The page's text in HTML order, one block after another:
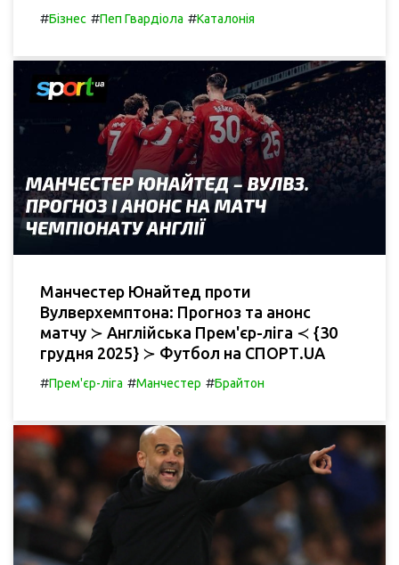
#Бізнес #Пеп Гвардіола #Каталонія
Манчестер Юнайтед проти
Вулверхемптона: Прогноз та анонс
матчу ≻ Англійська Прем'єр-ліга ≺ {30
грудня 2025} ≻ Футбол на СПОРТ.UA
#Прем'єр-ліга #Манчестер #Брайтон